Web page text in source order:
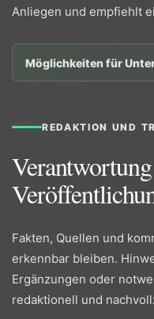
Anliegen und empfiehlt
Möglichkeiten für
REDAKTION UND
Fakten, Quellen und
erkennbar bleiben.
Ergänzungen oder
redaktionell und